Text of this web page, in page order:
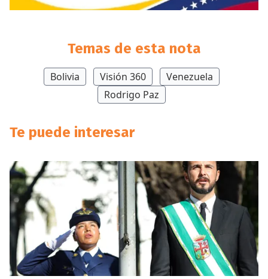
Temas de esta nota
Bolivia Visión 360
Venezuela
Rodrigo Paz
Te puede interesar